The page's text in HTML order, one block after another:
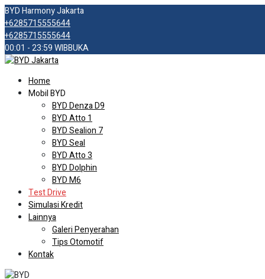
BYD Harmony Jakarta
+6285715555644
+6285715555644
00:01 - 23:59 WIBBUKA
Home
Mobil BYD
BYD Denza D9
BYD Atto 1
BYD Sealion 7
BYD Seal
BYD Atto 3
BYD Dolphin
BYD M6
Test Drive
Simulasi Kredit
Lainnya
Galeri Penyerahan
Tips Otomotif
Kontak